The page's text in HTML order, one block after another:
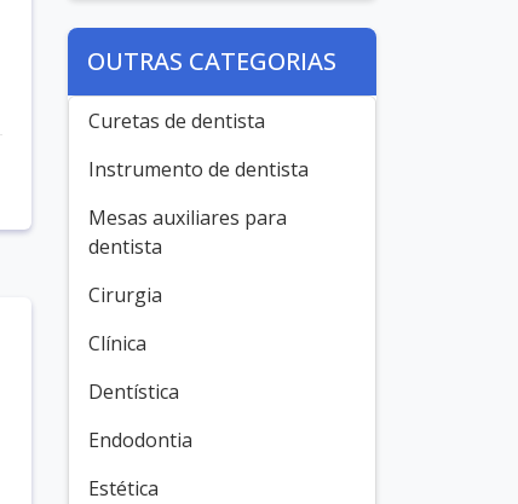
OUTRAS CATEGORIAS
Curetas de dentista
Instrumento de dentista
Mesas auxiliares para
dentista
Cirurgia
Clínica
Dentística
Endodontia
Estética